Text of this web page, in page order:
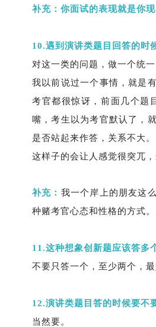
补充： 你面试的表现就是你
10.遇到演讲类题目回答的时
对这一类的问题，做一个统
我以前说过一个事情，就是
考官都很惊讶，前面几个题
嘴，考生以为考官默认了，
是否站起来作答，关系不大。
这样子的会让人感觉很突兀
补充： 我一个岸上的朋友这
种赌考官心态和性格的方式
11.这种想象创新题应该答多
不要只答一个，至少两个，
12.演讲类题目答的时候要不
当然要。